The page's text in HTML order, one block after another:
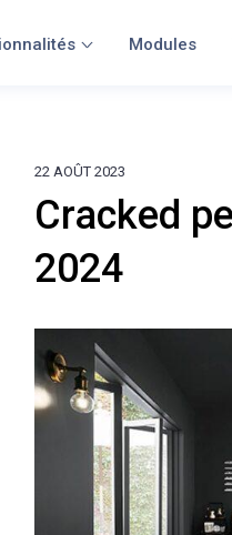
Modules
22 AOÛT 2023
Cracked
2024